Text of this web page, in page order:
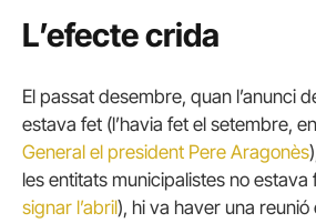
L’efecte crida
El passat desembre, quan l’anunci
estava fet (l’havia fet el setembre, en
General el president Pere Aragonès
les entitats municipalistes no estava
signar l’abril), hi va haver una reunió